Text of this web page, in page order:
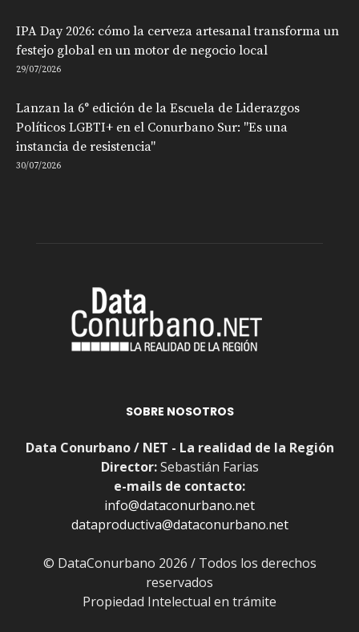
IPA Day 2026: cómo la cerveza artesanal transforma un
festejo global en un motor de negocio local
29/07/2026
Lanzan la 6° edición de la Escuela de Liderazgos
Políticos LGBTI+ en el Conurbano Sur: "Es una
instancia de resistencia"
30/07/2026
SOBRE NOSOTROS
Data Conurbano / NET - La realidad de la Región
Director:Sebastián Farias
e-mails de contacto:
info@dataconurbano.net
dataproductiva@dataconurbano.net
© DataConurbano 2026 / Todos los derechos
reservados
Propiedad Intelectual en trámite